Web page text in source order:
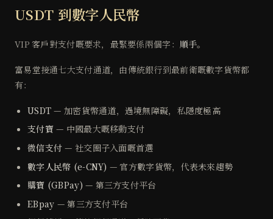
USDT 到數字人民幣
VIP 客戶對支付嘅要求，最緊要係兩個字： 順手。
富易堂接通七大支付通道，由傳統銀行到最前衛嘅數字貨幣都
有：
USDT — 加密貨幣通道，過境無障礙，私隱度極高
支付寶— 中國最大嘅移動支付
微信支付 — 社交圈子入面嘅首選
數字人民幣 (e-CNY) — 官方數字貨幣，代表未來趨勢
購寶 (GBPay) — 第三方支付平台
EBpay — 第三方支付平台